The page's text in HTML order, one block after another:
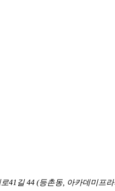
41길 44 (등촌동, 아카데미프